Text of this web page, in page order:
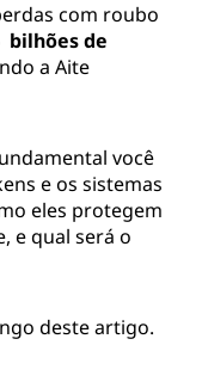
com roubo
bilhões de
a Aite
você
e os sistemas
eles protegem
e qual será o
deste artigo.